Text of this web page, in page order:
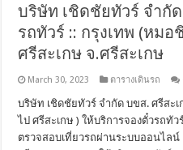
บริษัท เชิดชัยทัวร์ จำกั
รถทัวร์ :: กรุงเทพ (หม
ศรีสะเกษ จ.ศรีสะเกษ
March 30, 2023 ตารางเดินรถ
บริษัท เชิดชัยทัวร์ จำกัด บขส. ศรีสะเ
ไป ศรีสะเกษ ) ให้บริการจองตั๋วรถทั
ตรวจสอบเที่ยวรถผ่านระบบออนไลน์